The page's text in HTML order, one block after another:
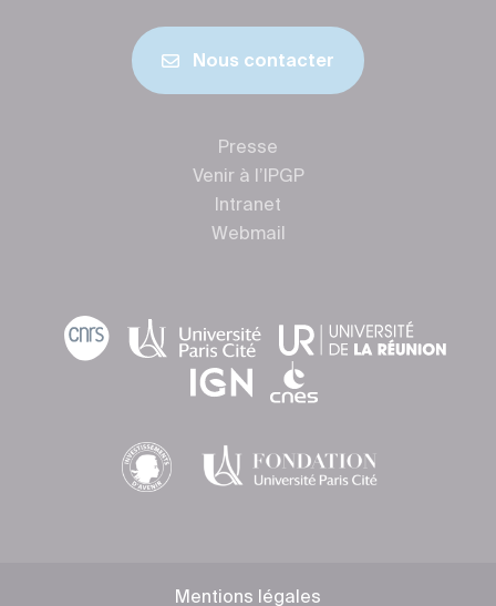
Nous contacter
Presse
Venir à l’IPGP
Intranet
Webmail
Mentions légales